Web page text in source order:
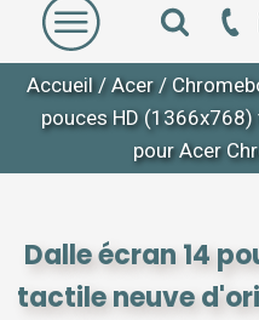
Accueil/ Acer/
pouces HD
pour Acer
Dalle écran 14
tactile neuve